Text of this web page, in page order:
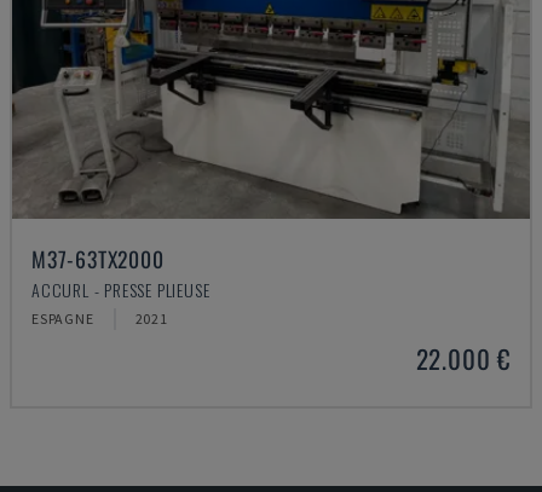
M37-63TX2000
ACCURL - PRESSE PLIEUSE
ESPAGNE 2021
22.000 €